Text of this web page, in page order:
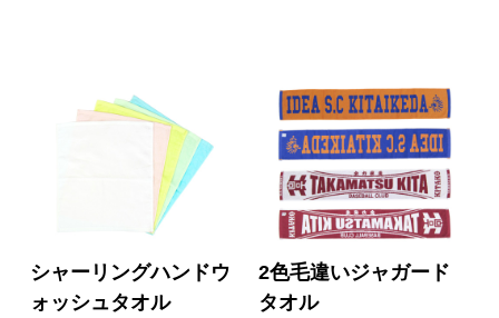
シャーリングハンドウ
ォッシュタオル
2色毛違いジャガード
タオル